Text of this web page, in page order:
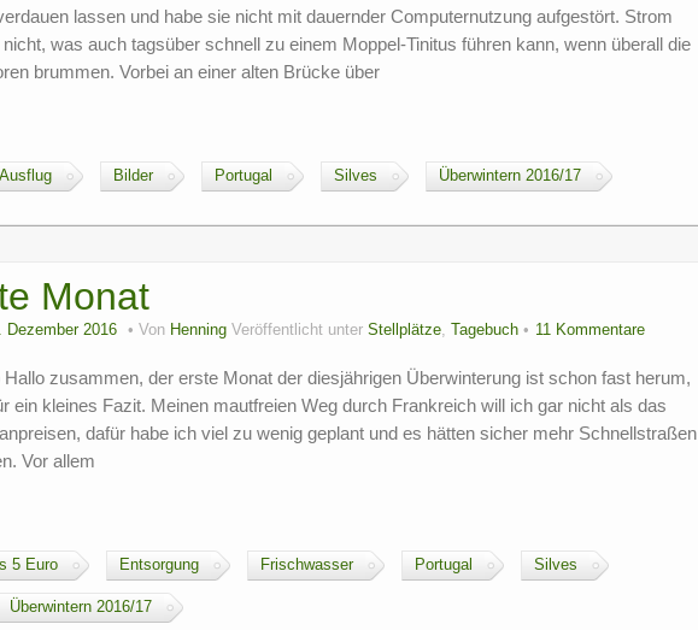
lassen und habe sie nicht mit dauernder Computernutzung aufgestört. Strom
was auch tagsüber schnell zu einem Moppel-Tinitus führen kann, wenn überall die
brummen. Vorbei an einer alten Brücke über
Ausflug Bilder Portugal Silves Überwintern 2016/17
Monat
Dezember 2016 Von Henning Veröffentlicht unter Stellplätze, Tagebuch 11 Kommentare
zusammen, der erste Monat der diesjährigen Überwinterung ist schon fast herum,
ein kleines Fazit. Meinen mautfreien Weg durch Frankreich will ich gar nicht als das
dafür habe ich viel zu wenig geplant und es hätten sicher mehr Schnellstraßen
Vor allem
5 Euro Entsorgung Frischwasser Portugal Silves
Überwintern 2016/17